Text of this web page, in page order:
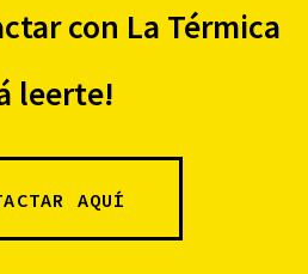
con La Térmica
leerte!
AQUÍ